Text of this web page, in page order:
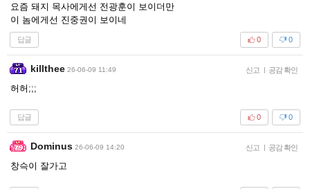
요즘 돼지 목사에게선 전광훈이 보이더만
이 놈에게선 진중권이 보이네
답글 0
0
killthee 26-06-09 11:49 신고 | 공감 확인
허허;;;
답글 0
0
Dominus 26-06-09 14:20 신고 | 공감 확인
창슥이 잘가고